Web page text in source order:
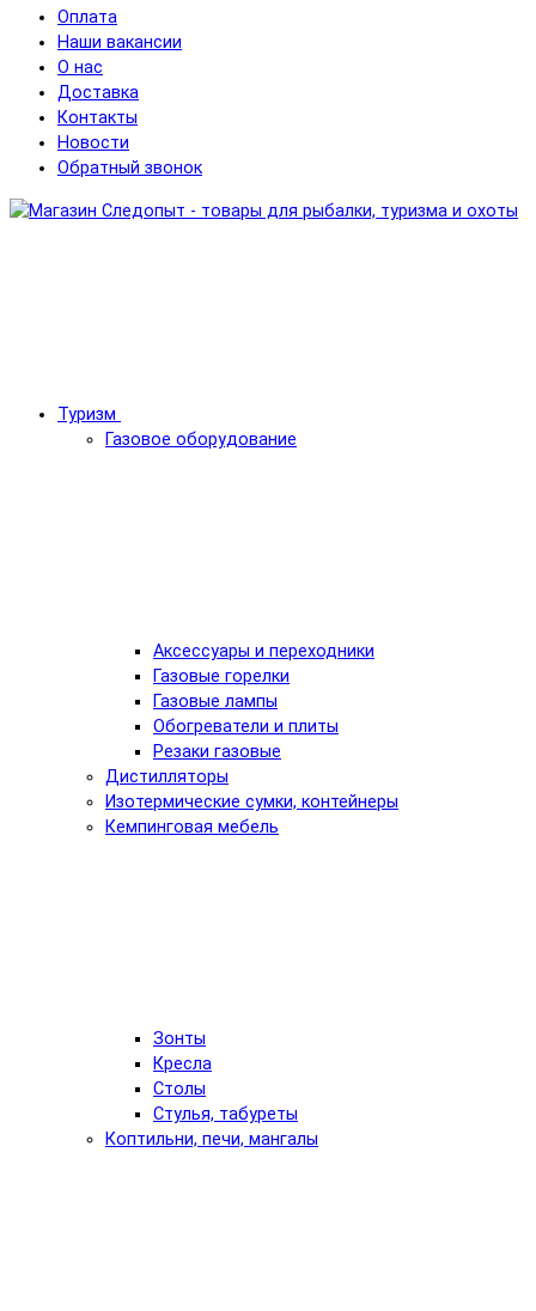
Оплата
Наши вакансии
О нас
Доставка
Контакты
Новости
Обратный звонок
Туризм
Газовое оборудование
Аксессуары и переходники
Газовые горелки
Газовые лампы
Обогреватели и плиты
Резаки газовые
Дистилляторы
Изотермические сумки, контейнеры
Кемпинговая мебель
Зонты
Кресла
Столы
Стулья, табуреты
Коптильни, печи, мангалы